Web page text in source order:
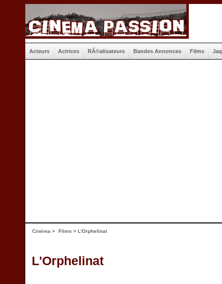
Acteurs Actrices RÃ©alisateurs Bandes Annonces Films
Cinéma > Films > L'Orphelinat
L'Orphelinat